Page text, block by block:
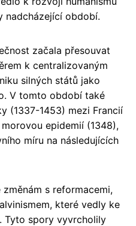
nadcházející období.
začala přesouvat
k centralizovaným
silných států jako
V tomto období také
(1337-1453) mezi Francií
epidemií (1348),
míru na následujících
s reformacemi,
které vedly ke
Tyto spory vyvrcholily